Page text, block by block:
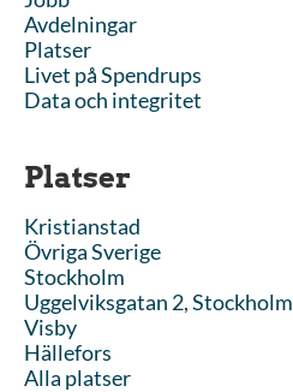
Avdelningar
Platser
Livet på Spendrups
Data och integritet
Platser
Kristianstad
Övriga Sverige
Stockholm
Uggelviksgatan 2, Stockholm
Visby
Hällefors
Alla platser